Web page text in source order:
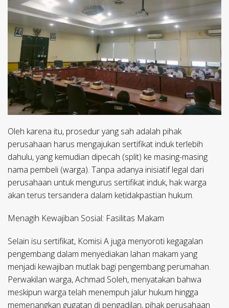
Oleh karena itu, prosedur yang sah adalah pihak
perusahaan harus mengajukan sertifikat induk terlebih
dahulu, yang kemudian dipecah (split) ke masing-masing
nama pembeli (warga). Tanpa adanya inisiatif legal dari
perusahaan untuk mengurus sertifikat induk, hak warga
akan terus tersandera dalam ketidakpastian hukum.
​Menagih Kewajiban Sosial: Fasilitas Makam
​Selain isu sertifikat, Komisi A juga menyoroti kegagalan
pengembang dalam menyediakan lahan makam yang
menjadi kewajiban mutlak bagi pengembang perumahan.
Perwakilan warga, Achmad Soleh, menyatakan bahwa
meskipun warga telah menempuh jalur hukum hingga
memenangkan gugatan di pengadilan, pihak perusahaan